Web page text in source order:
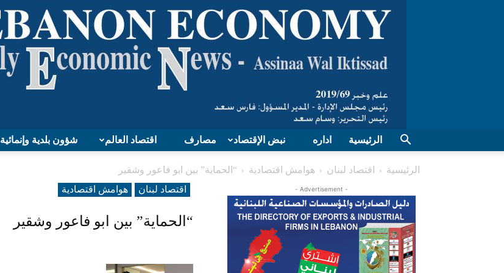
شؤون بلدية وإنمائية اقتصاد العالم مصارف نبض الإقتصاد اداره الرئيسية
الرئيسية اقتصاد لبنان هوامش اقتصادية
“الحماية” بين ابو فاعور وشقير
اقتصاد لبنان
هوامش اقتصادية
“الحماية” بين ابو فاعور وشقير
- Advertisement -